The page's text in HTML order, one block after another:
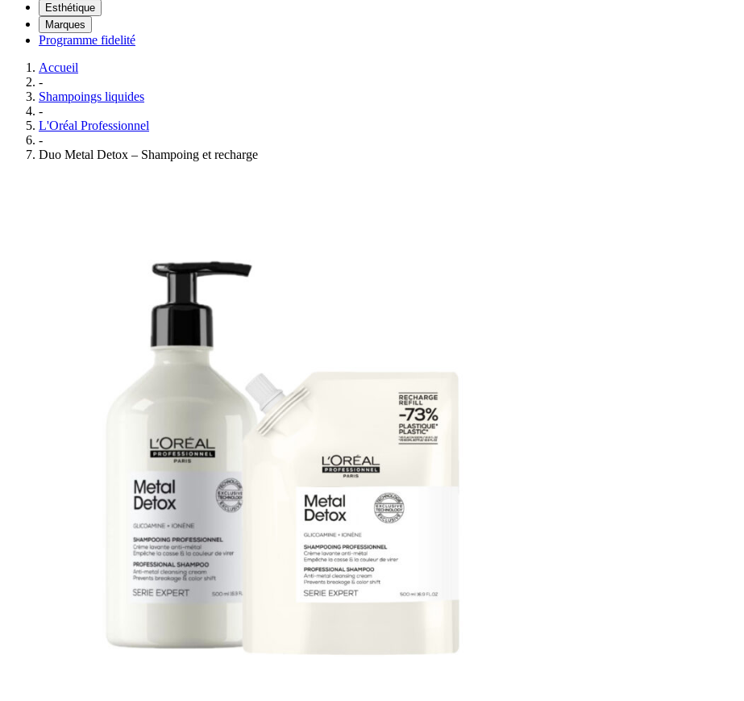
Esthétique
Marques
Programme fidelité
Accueil
-
Shampoings liquides
-
L'Oréal Professionnel
-
Duo Metal Detox – Shampoing et recharge